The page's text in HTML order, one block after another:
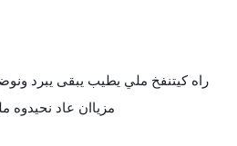
مزياان عاد نحيدوه